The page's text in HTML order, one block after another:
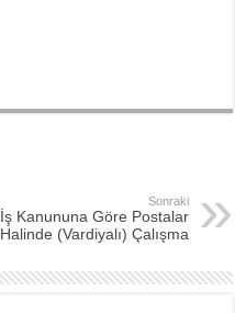
Sonraki
İş Kanununa Göre Postalar
Halinde (Vardiyalı) Çalışma